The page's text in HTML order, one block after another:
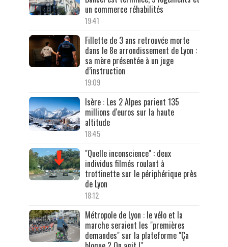
un commerce réhabilités
19:41
Fillette de 3 ans retrouvée morte
dans le 8e arrondissement de Lyon :
sa mère présentée à un juge
d’instruction
19:09
Isère : Les 2 Alpes parient 135
millions d'euros sur la haute
altitude
18:45
"Quelle inconscience" : deux
individus filmés roulant à
trottinette sur le périphérique près
de Lyon
18:12
Métropole de Lyon : le vélo et la
marche seraient les "premières
demandes" sur la plateforme "Ça